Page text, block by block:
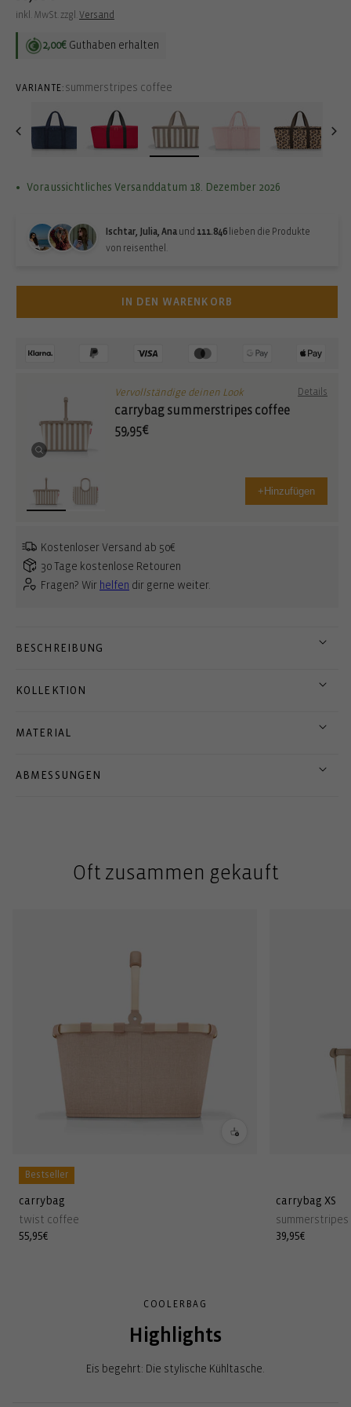
Preis
inkl. MwSt. zzgl. Versand
2,00€ Guthaben erhalten
VARIANTE: summerstripes coffee
Voraussichtliches Versanddatum 18. Dezember 2026
Ischtar, Julia, Ana und 111.846 lieben die Produkte
von reisenthel.
IN DEN WARENKORB
Vervollständige deinen Look Details
carrybag summerstripes coffee
59,95€
+ Hinzufügen
Kostenloser Versand ab 50€
30 Tage kostenlose Retouren
Fragen? Wir helfen dir gerne weiter.
BESCHREIBUNG
KOLLEKTION
MATERIAL
ABMESSUNGEN
Oft zusammen gekauft
Bestseller
carrybag
twist coffee
Normaler
55,95€
carrybag XS
Normaler
39,95€
COOLERBAG
Highlights
Eis begehrt: Die stylische Kühltasche.